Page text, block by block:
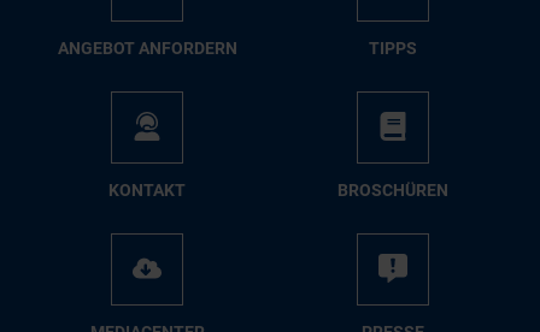
AN­GE­BOT AN­FOR­DERN TIPPS
KON­TAKT BRO­SCHÜ­REN